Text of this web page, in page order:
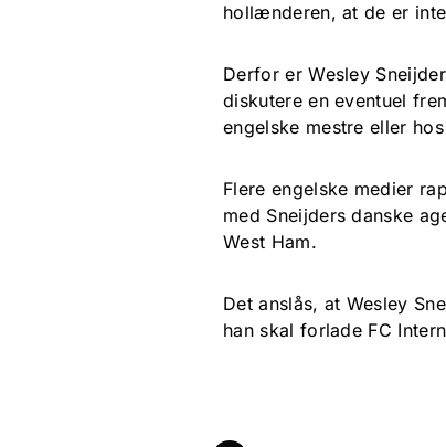
hollænderen, at de er
Derfor er Wesley
diskutere en eventuel
engelske mestre eller
Flere engelske medier
med Sneijders danske
West Ham.
Det anslås, at Wesley
han skal forlade FC